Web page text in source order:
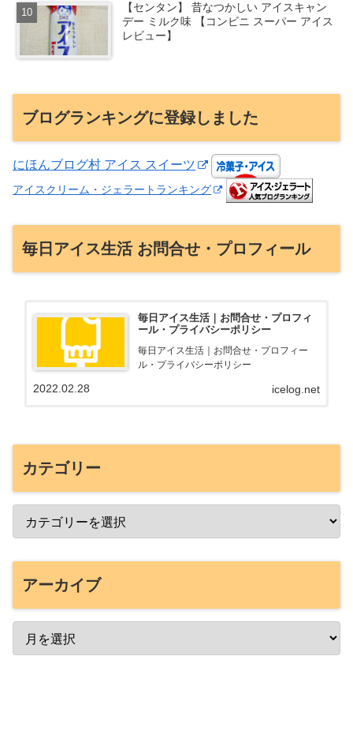
【センタン】 昔なつかしい アイスキャン
デー ミルク味 【コンビニ スーパー アイス
レビュー】
ブログランキングに登録しました
にほんブログ村 アイス スイーツ
アイスクリーム・ジェラートランキング
毎日アイス生活 お問合せ・プロフィール
毎日アイス生活｜お問合せ・プロフィ
ール・プライバシーポリシー
毎日アイス生活｜お問合せ・プロフィー
ル・プライバシーポリシー
icelog.net
2022.02.28
カテゴリー
アーカイブ